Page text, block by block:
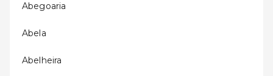
Abegoaria
Abela
Abelheira